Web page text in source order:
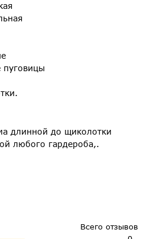
пуговицы
длинной до щиколотки
любого гардероба,.
Всего отзывов